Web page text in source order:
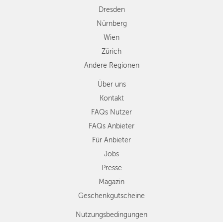
Dresden
Nürnberg
Wien
Zürich
Andere Regionen
Über uns
Kontakt
FAQs Nutzer
FAQs Anbieter
Für Anbieter
Jobs
Presse
Magazin
Geschenkgutscheine
Nutzungsbedingungen